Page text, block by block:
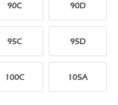
90C 90D
95C 95D
100C 105A